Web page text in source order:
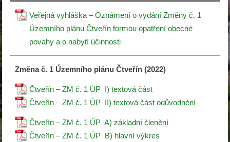
Veřejná vyhláška – Oznámení o vydání Změny č. 1
Územního plánu Čtveřín formou opatření obecné
povahy a o nabytí účinnosti
Změna č. 1 Územního plánu Čtveřín (2022)
Čtveřín – ZM č. 1 ÚP I) textová část
Čtveřín – ZM č. 1 ÚP II) textová část odůvodnění
Čtveřín – ZM č. 1 ÚP A) základní členění
Čtveřín – ZM č. 1 ÚP B) hlavní výkres